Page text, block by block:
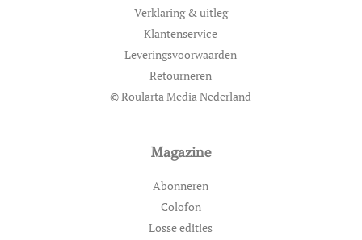
Verklaring & uitleg
Klantenservice
Leveringsvoorwaarden
Retourneren
© Roularta Media Nederland
Magazine
Abonneren
Colofon
Losse edities